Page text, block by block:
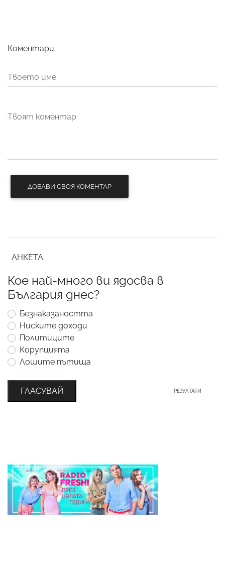
Коментари
ДОБАВИ СВОЯ КОМЕНТАР
АНКЕТА
Кое най-много ви ядосва в
България днес?
Безнаказаността
Ниските доходи
Политиците
Корупцията
Лошите пътища
ГЛАСУВАЙ РЕЗУЛТАТИ